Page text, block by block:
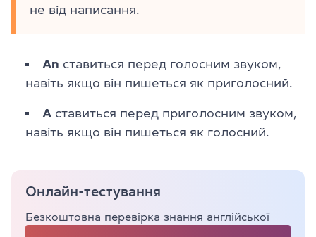
не від написання.
An ставиться перед голосним звуком,
навіть якщо він пишеться як приголосний.
A ставиться перед приголосним звуком,
навіть якщо він пишеться як голосний.
Онлайн-тестування
Безкоштовна перевірка знання англійської